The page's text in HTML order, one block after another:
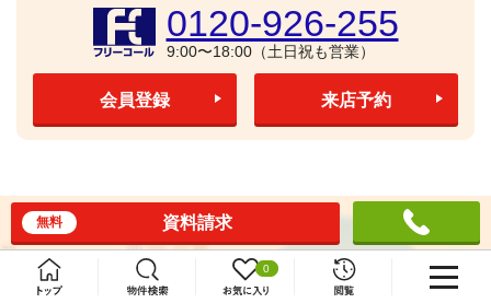
0
0120-926-255
9:00〜18:00（土日祝も営業）
会員登録 来店予約
資料請求
無料